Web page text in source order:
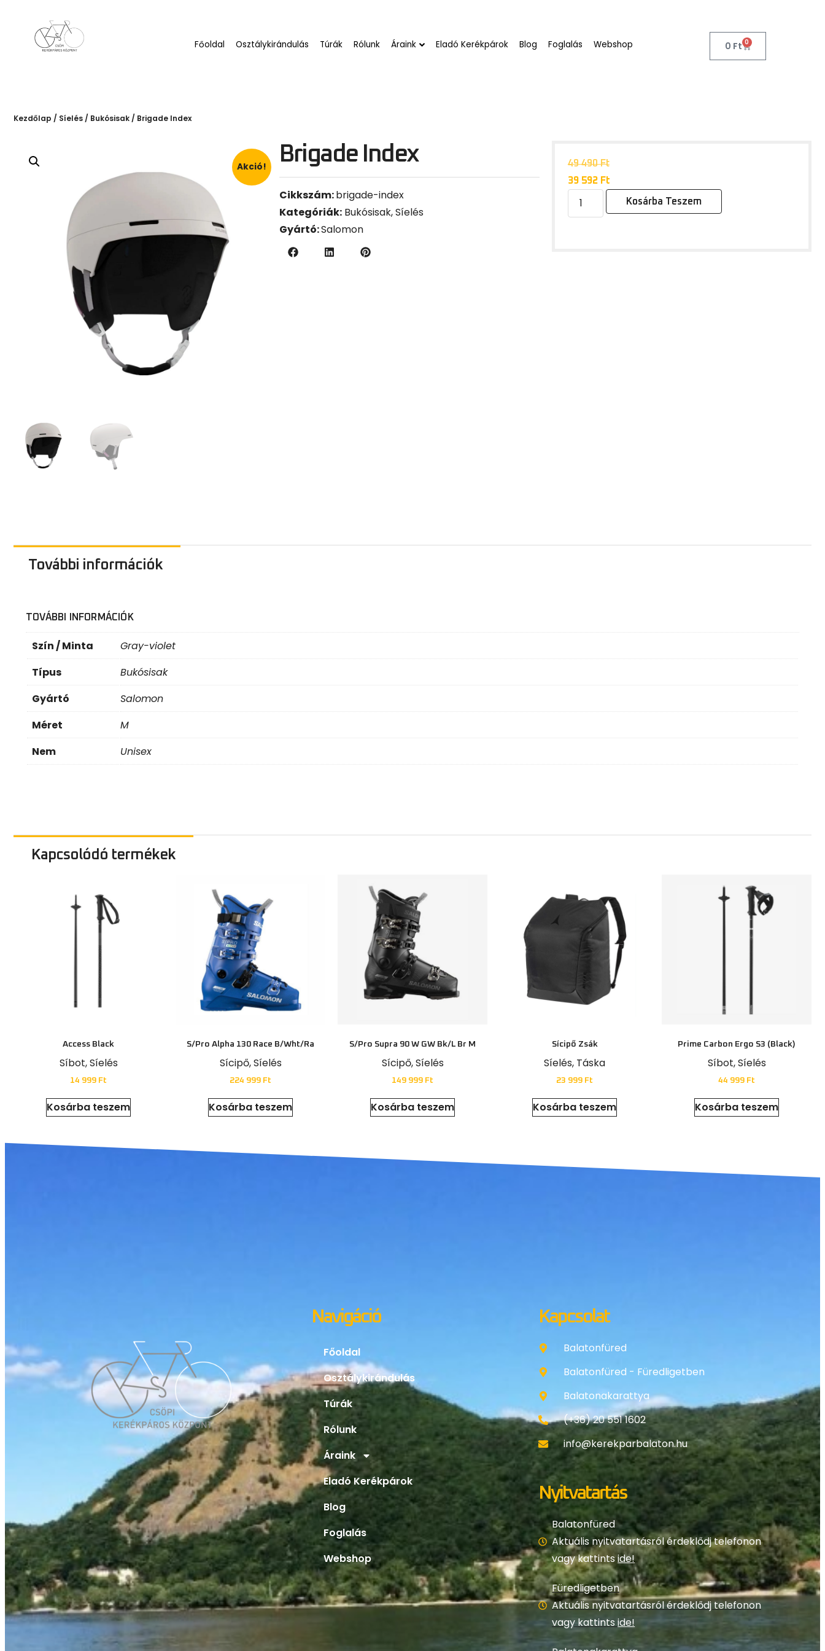
Főoldal Osztálykirándulás Túrák Rólunk Áraink Eladó Kerékpárok Blog Foglalás Webshop 0 Ft 0
Kezdőlap / Síelés / Bukósisak / Brigade Index
Akció!
Brigade Index
Cikkszám:brigade-index
Kategóriák: Bukósisak ,Síelés
Gyártó:Salomon
49 490 Ft
39 592 Ft
Kosárba Teszem
További információk
TOVÁBBI INFORMÁCIÓK
Szín / Minta
Gray-violet
Típus
Bukósisak
Gyártó
Salomon
Méret
M
Nem
Unisex
Kapcsolódó termékek
Access Black
Síbot Síelés
14 999 Ft
Kosárba teszem
S/Pro Alpha 130 Race B/Wht/Ra
Sícipő Síelés
224 999 Ft
Kosárba teszem
S/Pro Supra 90 W GW Bk/L Br M
Sícipő Síelés
149 999 Ft
Kosárba teszem
Sícipő Zsák
Síelés Táska
23 999 Ft
Kosárba teszem
Prime Carbon Ergo S3 (black)
Síbot Síelés
44 999 Ft
Kosárba teszem
Navigáció
Főoldal
Osztálykirándulás
Túrák
Rólunk
Áraink
Eladó Kerékpárok
Blog
Foglalás
Webshop
Kapcsolat
Balatonfüred
Balatonfüred - Füredligetben
Balatonakarattya
(+36) 20 551 1602
info@kerekparbalaton.hu
Nyitvatartás
Balatonfüred
Aktuális nyitvatartásról érdeklődj telefonon
vagy kattintside!
Füredligetben
Aktuális nyitvatartásról érdeklődj telefonon
vagy kattintside!
Balatonakarattya